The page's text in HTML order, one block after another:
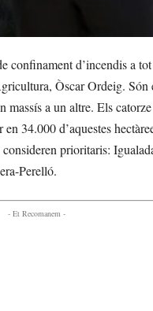
d’incendis a
Òscar Ordeig. Són
a un altre. Els
34.000 d’aquestes
prioritaris:
Perelló.
- Et Recomanem -